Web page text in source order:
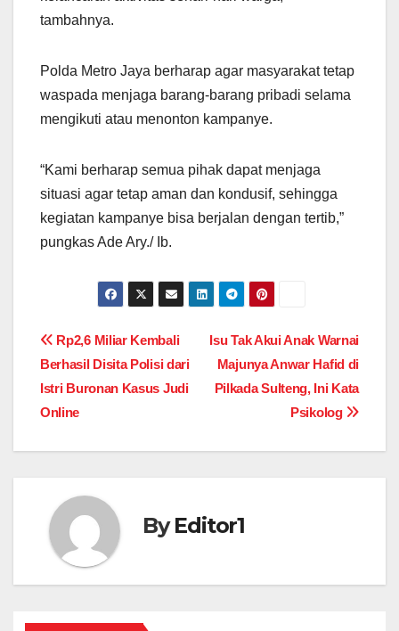
tambahnya.
Polda Metro Jaya berharap agar masyarakat tetap
waspada menjaga barang-barang pribadi selama
mengikuti atau menonton kampanye.
“Kami berharap semua pihak dapat menjaga
situasi agar tetap aman dan kondusif, sehingga
kegiatan kampanye bisa berjalan dengan tertib,”
pungkas Ade Ary./ Ib.
Post
navigation
Isu Tak Akui Anak Warnai
Majunya Anwar Hafid di
Pilkada Sulteng, Ini Kata
Psikolog
Rp2,6 Miliar Kembali
Berhasil Disita Polisi dari
Istri Buronan Kasus Judi
Online
ByEditor1